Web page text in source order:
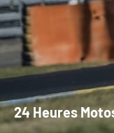
24 Heures